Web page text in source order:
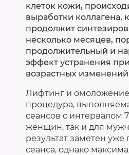
клеток кожи,
выработки коллагена,
продолжит
несколько месяцев,
продолжительный и
эффект устранения
возрастных
Лифтинг и омоложение
процедура,
сеансов с интервалом
женщин, так и для
результат заметен уже
сеанса, однако